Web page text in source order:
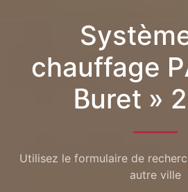
chauffage
Buret »
Utilisez le formulaire de
autre ville